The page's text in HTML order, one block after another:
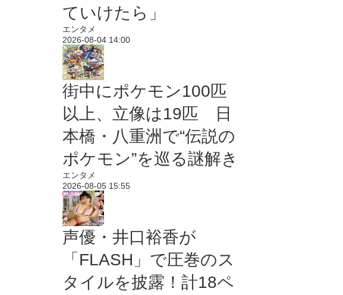
ていけたら」
エンタメ
2026-08-04 14:00
街中にポケモン100匹
以上、立像は19匹 日
本橋・八重洲で“伝説の
ポケモン”を巡る謎解き
エンタメ
2026-08-05 15:55
声優・井口裕香が
「FLASH」で圧巻のス
タイルを披露！計18ペ